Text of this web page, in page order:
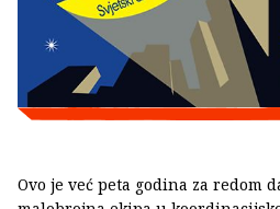
Ovo je već peta godina za redom